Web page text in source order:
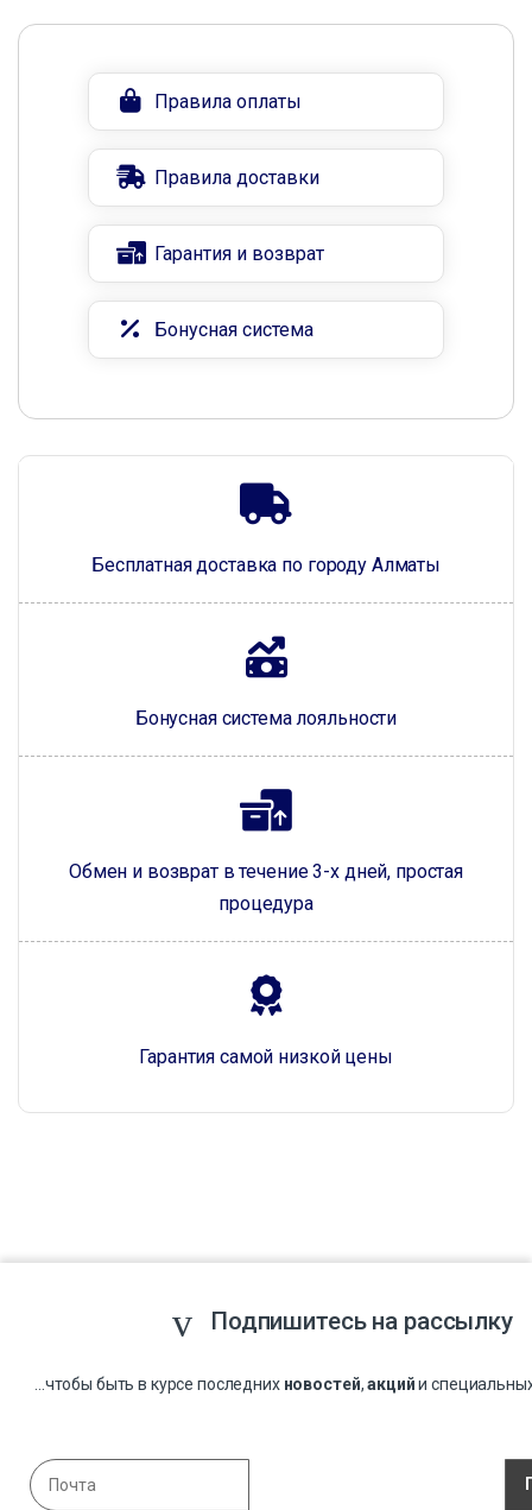
Бесплатная доставка по городу Алматы
Бонусная система лояльности
Обмен и возврат в течение 3-х дней, простая
процедура
Гарантия самой низкой цены
Правила оплаты
Правила доставки
Гарантия и возврат
Бонусная система
Подпишитесь на рассылку
...чтобы быть в курсе последних новостей,акцийи